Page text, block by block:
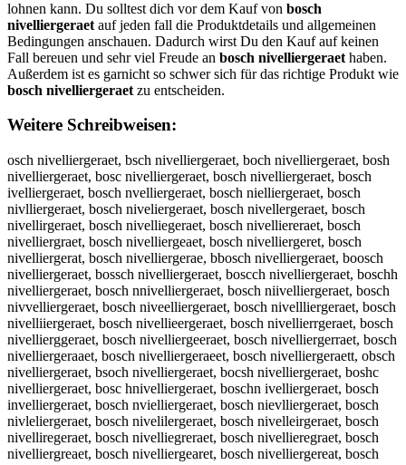
lohnen kann. Du solltest dich vor dem Kauf von bosch
nivelliergeraet auf jeden fall die Produktdetails und allgemeinen
Bedingungen anschauen. Dadurch wirst Du den Kauf auf keinen
Fall bereuen und sehr viel Freude an bosch nivelliergeraet haben.
Außerdem ist es garnicht so schwer sich für das richtige Produkt wie
bosch nivelliergeraet zu entscheiden.
Weitere Schreibweisen:
osch nivelliergeraet, bsch nivelliergeraet, boch nivelliergeraet, bosh
nivelliergeraet, bosc nivelliergeraet, bosch nivelliergeraet, bosch
ivelliergeraet, bosch nvelliergeraet, bosch nielliergeraet, bosch
nivlliergeraet, bosch niveliergeraet, bosch nivellergeraet, bosch
nivellirgeraet, bosch nivelliegeraet, bosch nivelliereraet, bosch
nivelliergraet, bosch nivelliergeaet, bosch nivelliergeret, bosch
nivelliergerat, bosch nivelliergerae, bbosch nivelliergeraet, boosch
nivelliergeraet, bossch nivelliergeraet, boscch nivelliergeraet, boschh
nivelliergeraet, bosch nnivelliergeraet, bosch niivelliergeraet, bosch
nivvelliergeraet, bosch niveelliergeraet, bosch nivellliergeraet, bosch
nivelliiergeraet, bosch nivellieergeraet, bosch nivellierrgeraet, bosch
nivellierggeraet, bosch nivelliergeeraet, bosch nivelliergerraet, bosch
nivelliergeraaet, bosch nivelliergeraeet, bosch nivelliergeraett, obsch
nivelliergeraet, bsoch nivelliergeraet, bocsh nivelliergeraet, boshc
nivelliergeraet, bosc hnivelliergeraet, boschn ivelliergeraet, bosch
invelliergeraet, bosch nvielliergeraet, bosch nievlliergeraet, bosch
nivleliergeraet, bosch nivelilergeraet, bosch nivelleirgeraet, bosch
nivelliregeraet, bosch nivelliegreraet, bosch nivellieregraet, bosch
nivelliergreaet, bosch nivelliergearet, bosch nivelliergereat, bosch